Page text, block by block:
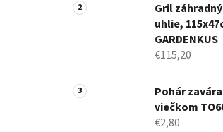
Gril
uhlie,
GARDENKUS
€115,20
Pohár
viečkom
€2,80